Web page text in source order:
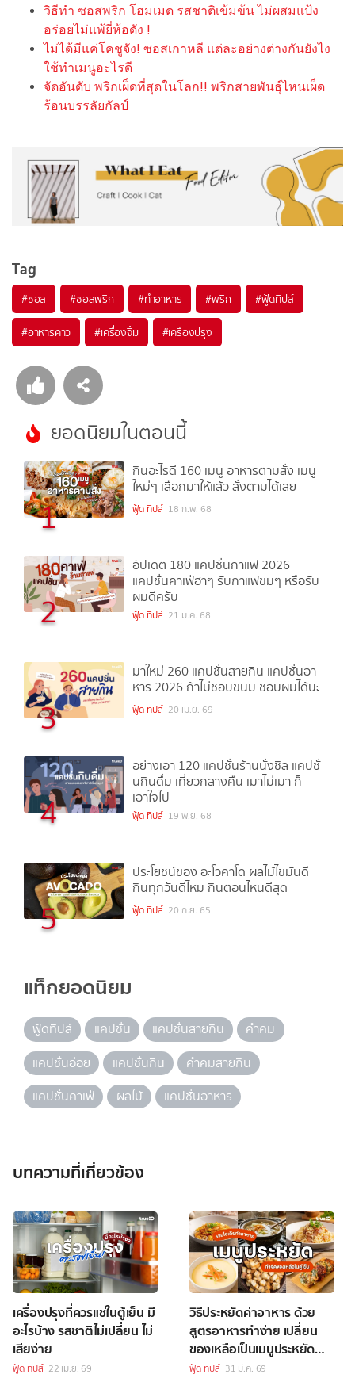
วิธีทำ ซอสพริก โฮมเมด รสชาติเข้มข้น ไม่ผสมแป้ง
อร่อยไม่แพ้ยี่ห้อดัง !
ไม่ได้มีแค่โคชูจัง! ซอสเกาหลี แต่ละอย่างต่างกันยังไง
ใช้ทำเมนูอะไรดี
จัดอันดับ พริกเผ็ดที่สุดในโลก!! พริกสายพันธุ์ไหนเผ็ด
ร้อนบรรลัยกัลป์
Tag
#ซอส #ซอสพริก #ทำอาหาร #พริก #ฟู้ดทิปส์
#อาหารคาว #เครื่องจิ้ม #เครื่องปรุง
ยอดนิยมในตอนนี้
1
กินอะไรดี 160 เมนู อาหารตามสั่ง เมนู
ใหม่ๆ เลือกมาให้แล้ว สั่งตามได้เลย
ฟู้ด ทิปส์ 18 ก.พ. 68
2
อัปเดต 180 แคปชั่นกาแฟ 2026
แคปชั่นคาเฟ่ฮาๆ รับกาแฟขมๆ หรือรับ
ผมดีครับ
ฟู้ด ทิปส์ 21 ม.ค. 68
3
มาใหม่ 260 แคปชั่นสายกิน แคปชั่นอา
หาร 2026 ถ้าไม่ชอบขนม ชอบผมได้นะ
ฟู้ด ทิปส์ 20 เม.ย. 69
4
อย่างเอา 120 แคปชั่นร้านนั่งชิล แคปชั่
นกินดื่ม เที่ยวกลางคืน เมาไม่เมา ก็
เอาใจไป
ฟู้ด ทิปส์ 19 พ.ย. 68
5
ประโยชน์ของ อะโวคาโด ผลไม้ไขมันดี
กินทุกวันดีไหม กินตอนไหนดีสุด
ฟู้ด ทิปส์ 20 ก.ย. 65
แท็กยอดนิยม
ฟู้ดทิปส์ แคปชั่น แคปชั่นสายกิน
คำคม
แคปชั่นอ่อย
แคปชั่นกิน
คำคมสายกิน
แคปชั่นคาเฟ่
ผลไม้ แคปชั่นอาหาร
บทความที่เกี่ยวข้อง
เครื่องปรุงที่ควรแช่ในตู้เย็น มี
อะไรบ้าง รสชาติไม่เปลี่ยน ไม่
เสียง่าย
ฟู้ด ทิปส์ 22 เม.ย. 69
วิธีประหยัดค่าอาหาร ด้วย
สูตรอาหารทำง่าย เปลี่ยน
ของเหลือเป็นเมนูประหยัด
แสนอร่อย
ฟู้ด ทิปส์ 31 มี.ค. 69